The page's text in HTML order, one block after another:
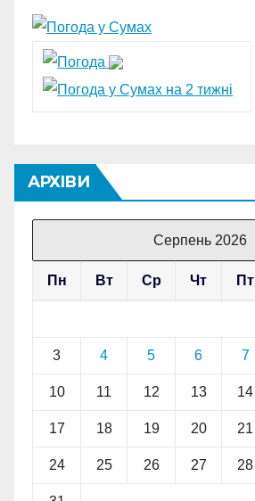
АРХІВИ
Серпень 2026
Пн Вт Ср Чт Пт
3 4 5 6 7
10 11 12 13 14
17 18 19 20 21
24 25 26 27 28